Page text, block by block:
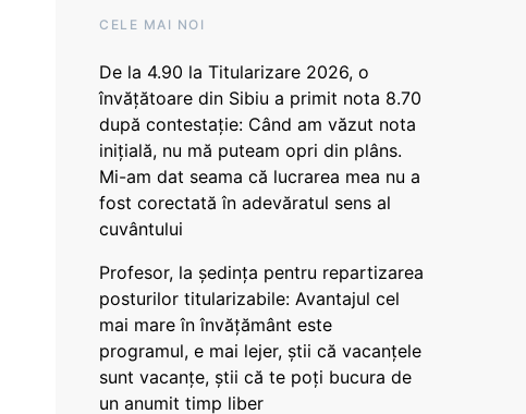
CELE MAI NOI
De la 4.90 la Titularizare 2026, o
învățătoare din Sibiu a primit nota 8.70
după contestație: Când am văzut nota
inițială, nu mă puteam opri din plâns.
Mi-am dat seama că lucrarea mea nu a
fost corectată în adevăratul sens al
cuvântului
Profesor, la ședința pentru repartizarea
posturilor titularizabile: Avantajul cel
mai mare în învățământ este
programul, e mai lejer, știi că vacanțele
sunt vacanţe, știi că te poți bucura de
un anumit timp liber